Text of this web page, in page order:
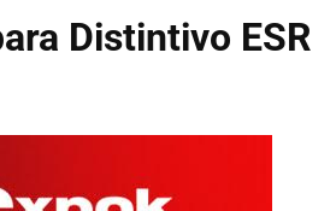
Distintivo ESR